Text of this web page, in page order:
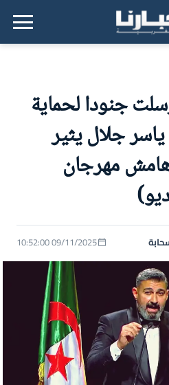
القائمة الرئيسية
جنودا لحماية
ياسر جلال يثير
مهرجان
09/11/2025 10:52:00